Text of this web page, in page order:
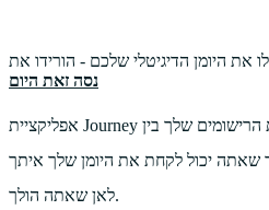
נסה זאת היום
אפליקציית Journey מאפשרת לך לסנכרן את הרישומים שלך בין
שאתה יכול לקחת את היומן שלך איתך
לאן שאתה הולך.